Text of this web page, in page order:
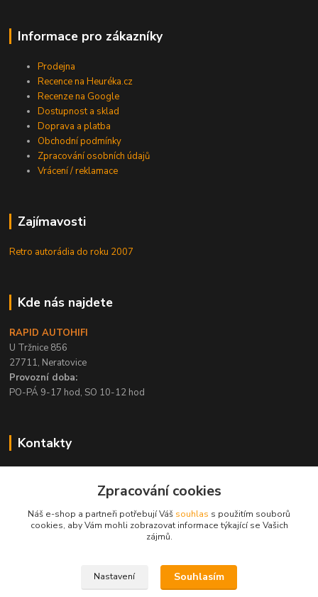
Informace pro zákazníky
Prodejna
Recence na Heuréka.cz
Recenze na Google
Dostupnost a sklad
Doprava a platba
Obchodní podmínky
Zpracování osobních údajů
Vrácení / reklamace
Zajímavosti
Retro autorádia do roku 2007
Kde nás najdete
RAPID AUTOHIFI
U Tržnice 856
27711, Neratovice
Provozní doba:
PO-PÁ 9-17 hod, SO 10-12 hod
Kontakty
PO-PÁ / 9-17 hod, SO 10-12 hod
info@rapid-autohifi.com
Zpracování cookies
Náš e-shop a partneři potřebují Váš souhlas s použitím souborů
cookies, aby Vám mohli zobrazovat informace týkající se Vašich
zájmů.
Nastavení Souhlasím